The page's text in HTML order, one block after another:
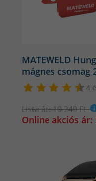
MATEWELD
mágnes csomag
4
Lista ár: 10 249 Ft
Online akciós ár: